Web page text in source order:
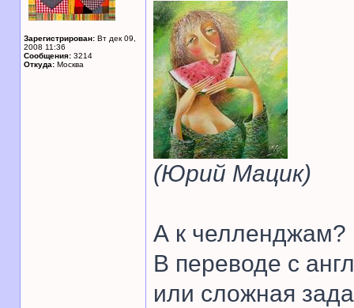
Зарегистрирован: Вт дек 09,
2008 11:36
Сообщения: 3214
Откуда: Москва
(Юрий Мацик)
А к челленджам?
В переводе с
или сложная